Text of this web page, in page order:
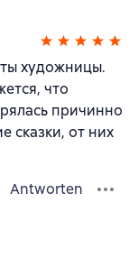
художницы.
что
причинно
сказки, от них
Antworten